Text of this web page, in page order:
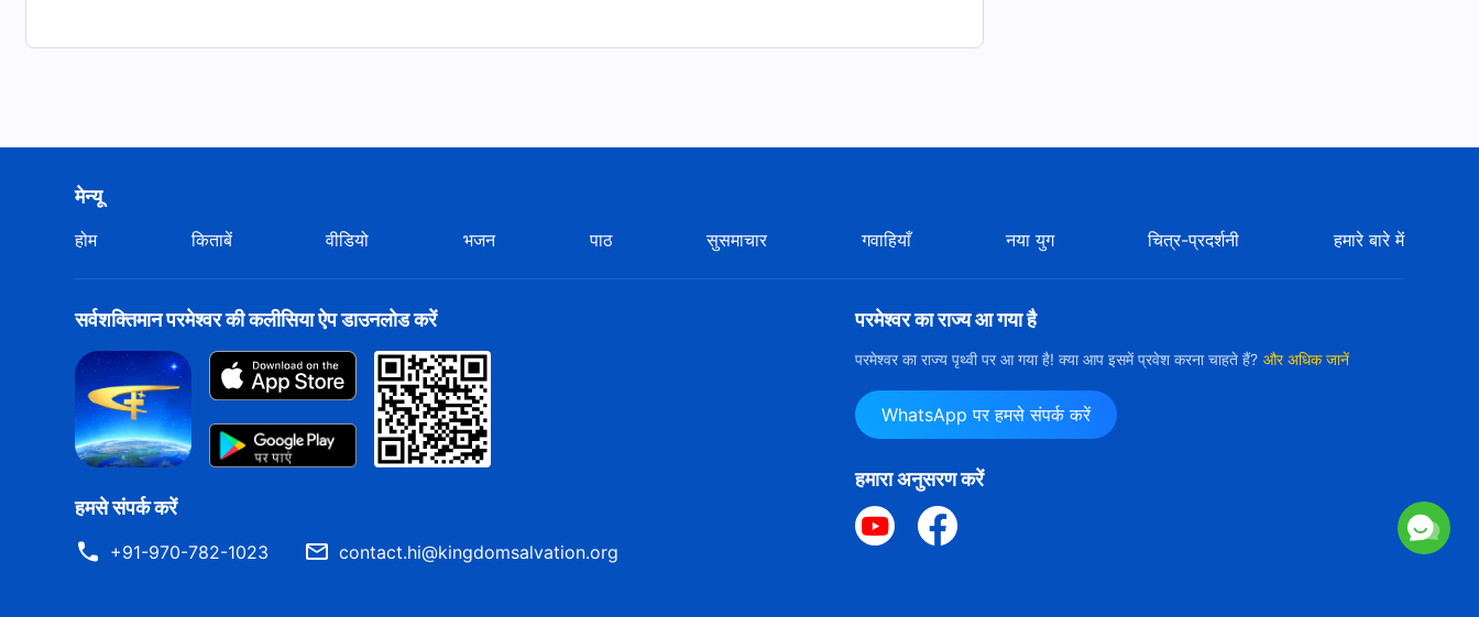
परमेश्वर के दैनिक वचन : इंसान की
मेन्यू
होम किताबें वीडियो भजन पाठ सुसमाचार गवाहियाँ नया युग चित्र-प्रदर्शनी हमारे बारे में
सर्वशक्तिमान परमेश्वर की कलीसिया ऐप डाउनलोड करें
हमसे संपर्क करें
+91-970-782-1023 contact.hi@kingdomsalvation.org
परमेश्वर का राज्य आ गया है
परमेश्वर का राज्य पृथ्वी पर आ गया है! क्या आप इसमें प्रवेश करना चाहते हैं? और अधिक जानें
WhatsApp पर हमसे संपर्क करें
हमारा अनुसरण करें